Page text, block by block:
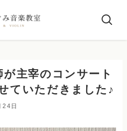
が主宰のコンサート
ていただきました♪
日